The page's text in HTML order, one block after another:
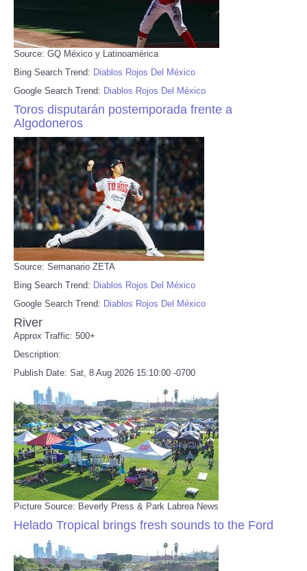
Source: GQ México y Latinoamérica
Bing Search Trend: Diablos Rojos Del México
Google Search Trend: Diablos Rojos Del México
Toros disputarán postemporada frente a
Algodoneros
Source: Semanario ZETA
Bing Search Trend: Diablos Rojos Del México
Google Search Trend: Diablos Rojos Del México
River
Approx Traffic: 500+
Description:
Publish Date: Sat, 8 Aug 2026 15:10:00 -0700
Picture Source: Beverly Press & Park Labrea News
Helado Tropical brings fresh sounds to the Ford